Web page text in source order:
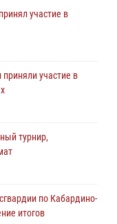
с профессиональным
на южном
Героя России
полномочного
участие в
участие в
турнир,
по Кабардино-
итогов